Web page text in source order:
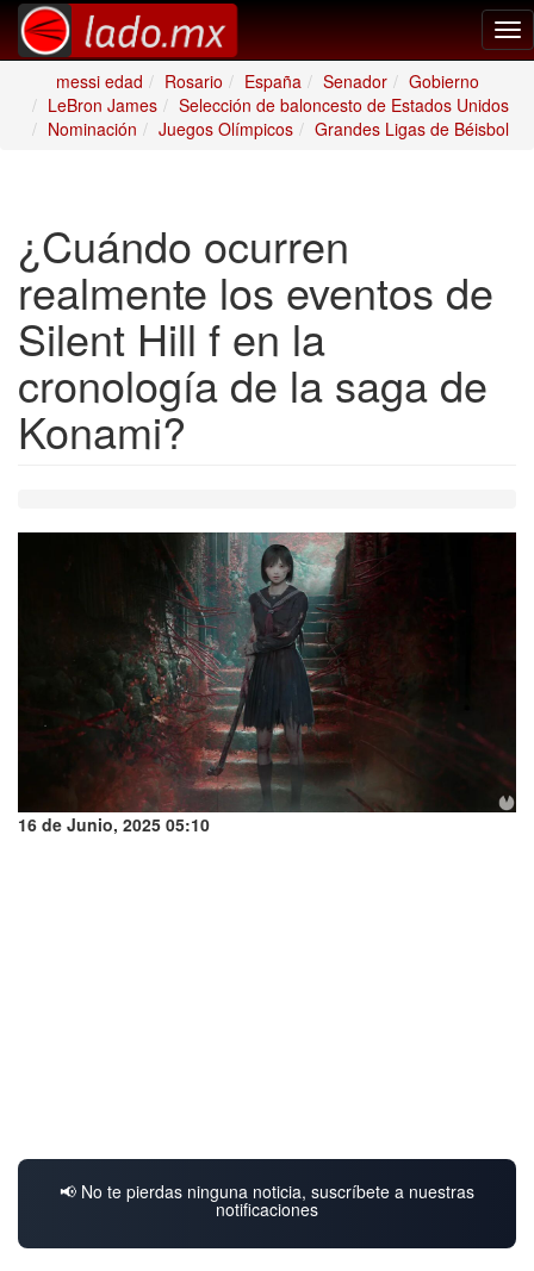
messi edad
Rosario España Senador
Gobierno
LeBron James
Selección de baloncesto de Estados Unidos
Nominación
Juegos Olímpicos Grandes Ligas de Béisbol
¿Cuándo ocurren
realmente los eventos de
Silent Hill f en la
cronología de la saga de
Konami?
16 de Junio, 2025 05:10
📢 No te pierdas ninguna noticia, suscríbete a nuestras
notificaciones